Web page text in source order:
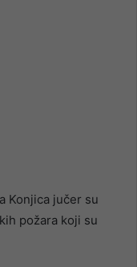
Konjica jučer su
požara koji su